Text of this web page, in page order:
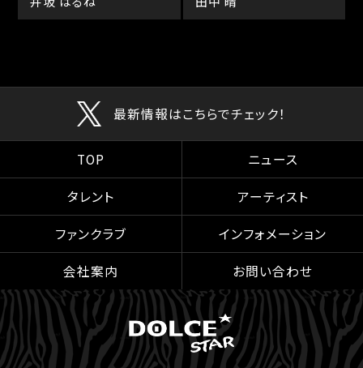
最新情報はこちらでチェック！
TOP
ニュース
タレント
アーティスト
ファンクラブ
インフォメーション
会社案内
お問い合わせ